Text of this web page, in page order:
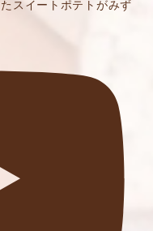
スイートポテトがみず